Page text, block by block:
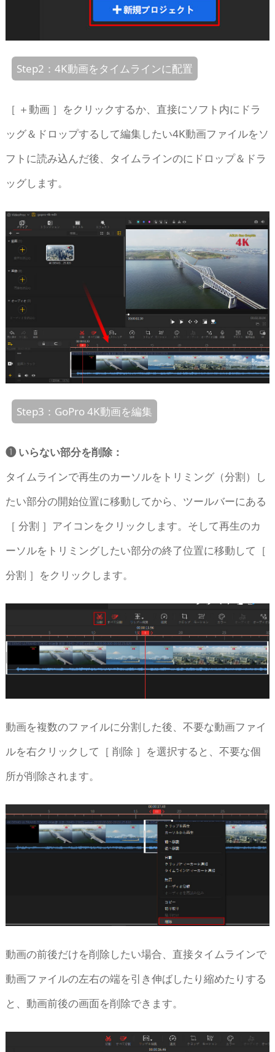
Step2：4K動画をタイムラインに配置
［ ＋動画 ］をクリックするか、直接にソフト内にドラ
ッグ＆ドロップするして編集したい4K動画ファイルをソ
フトに読み込んだ後、タイムラインのにドロップ＆ドラ
ッグします。
Step3：GoPro 4K動画を編集
❶ いらない部分を削除：
タイムラインで再生のカーソルをトリミング（分割）し
たい部分の開始位置に移動してから、ツールバーにある
［ 分割 ］アイコンをクリックします。そして再生のカ
ーソルをトリミングしたい部分の終了位置に移動して［
分割 ］をクリックします。
動画を複数のファイルに分割した後、不要な動画ファイ
ルを右クリックして［ 削除 ］を選択すると、不要な個
所が削除されます。
動画の前後だけを削除したい場合、直接タイムラインで
動画ファイルの左右の端を引き伸ばしたり縮めたりする
と、動画前後の画面を削除できます。